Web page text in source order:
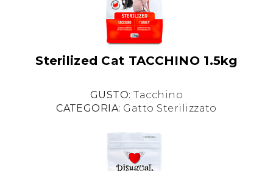
Sterilized Cat TACCHINO 1.5kg
GUSTO:Tacchino
CATEGORIA: Gatto Sterilizzato